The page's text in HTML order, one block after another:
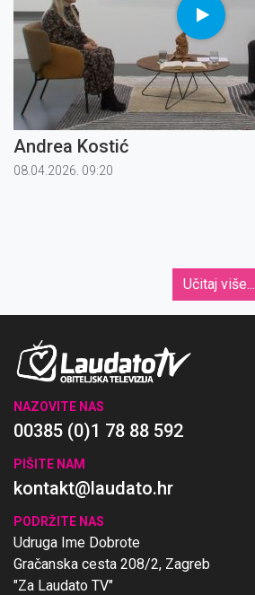
Andrea Kostić
08.04.2026. 09:20
Učitaj više...
NAZOVITE NAS
00385 (0)1 78 88 592
PIŠITE NAM
kontakt@laudato.hr
PODRŽITE NAS
Udruga Ime Dobrote
Gračanska cesta 208/2, Zagreb
"Za Laudato TV"